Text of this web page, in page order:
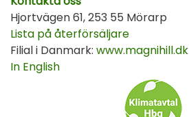
Hjortvägen 61, 253 55 Mörarp
Lista på återförsäljare
Filial i Danmark: www.magnihill.dk
In English